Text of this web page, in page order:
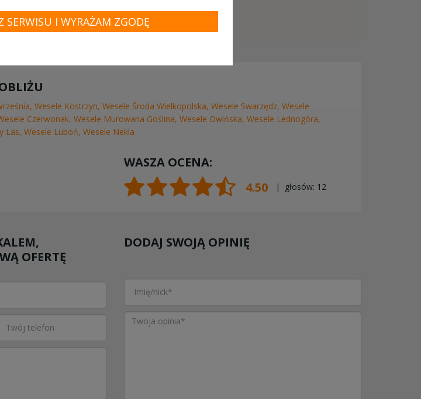
, Wesele Kostrzyn, Wesele Środa Wielkopolska, Wesele Swarzędz, Wesele
Czerwonak, Wesele Murowana Goślina, Wesele Owińska, Wesele Lednogóra,
Las, Wesele Luboń, Wesele Nekla
WASZA OCENA:
4.50
| głosów: 12
OFERTĘ
DODAJ SWOJĄ OPINIĘ
SERWISU I WYRAŻAM ZGODĘ